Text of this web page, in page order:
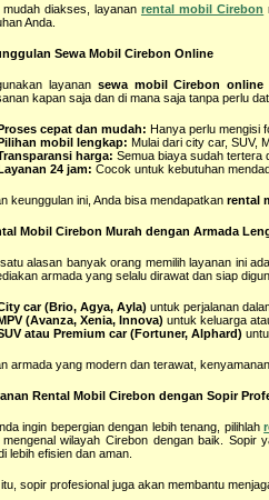
mudah diakses, layanan rental mobil Cirebon
Anda.
Sewa Mobil Cirebon Online
layanan sewa mobil Cirebon online
kapan saja dan di mana saja tanpa perlu
cepat dan mudah: Hanya perlu mengisi
mobil lengkap: Mulai dari city car, SUV,
harga: Semua biaya sudah tertera
24 jam: Cocok untuk kebutuhan
keunggulan ini, Anda bisa mendapatkanrental
Mobil Cirebon Murah dengan Armada
alasan banyak orang memilih layanan ini
armada yang selalu dirawat dan siap
car (Brio, Agya, Ayla) untuk perjalanan
(Avanza, Xenia, Innova) untuk keluarga
atau Premium car (Fortuner, Alphard)
armada yang modern dan terawat,
Rental Mobil Cirebon dengan Sopir
ingin bepergian dengan lebih tenang, pilihlah
mengenal wilayah Cirebon dengan baik. Sopir
lebih efisien dan aman.
sopir profesional juga akan membantu